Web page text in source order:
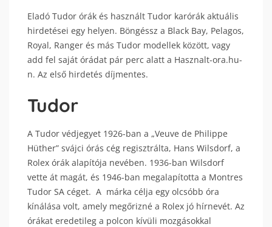
Eladó Tudor órák és használt Tudor karórák aktuális
hirdetései egy helyen. Böngéssz a Black Bay, Pelagos,
Royal, Ranger és más Tudor modellek között, vagy
add fel saját órádat pár perc alatt a Hasznalt-ora.hu-
n. Az első hirdetés díjmentes.
Tudor
A Tudor védjegyet 1926-ban a „Veuve de Philippe
Hüther” svájci órás cég regisztrálta, Hans Wilsdorf, a
Rolex órák alapítója nevében. 1936-ban Wilsdorf
vette át magát, és 1946-ban megalapította a Montres
Tudor SA céget. A márka célja egy olcsóbb óra
kínálása volt, amely megőrizné a Rolex jó hírnevét. Az
órákat eredetileg a polcon kívüli mozgásokkal